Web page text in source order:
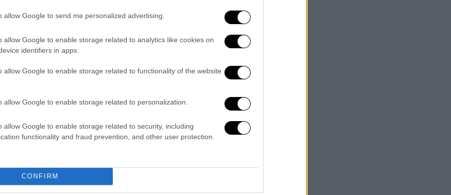
allow Google to send me personalized advertising.
allow Google to enable storage related to analytics like cookies on
identifiers in apps.
allow Google to enable storage related to functionality of the website
allow Google to enable storage related to personalization.
allow Google to enable storage related to security, including
functionality and fraud prevention, and other user protection.
CONFIRM